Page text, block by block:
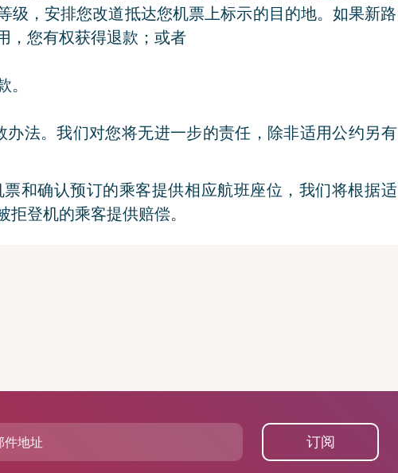
级，安排您改道抵达您机票上标示的目的地。如果新路
，您有权获得退款；或者
法。我们对您将无进一步的责任，除非适用公约另有
和确认预订的乘客提供相应航班座位，我们将根据适
登机的乘客提供赔偿。
订阅